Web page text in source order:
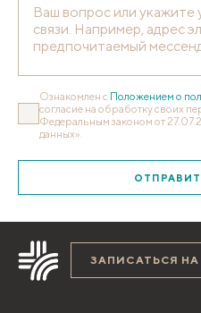
Ознакомлен с Положением о
согласие на обработку своих
Федеральным законом от
данных».
ЗАПИСАТЬСЯ